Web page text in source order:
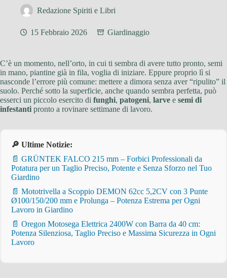
Redazione Spiriti e Libri
15 Febbraio 2026 Giardinaggio
C’è un momento, nell’orto, in cui ti sembra di avere tutto pronto, semi
in mano, piantine già in fila, voglia di iniziare. Eppure proprio lì si
nasconde l’errore più comune: mettere a dimora senza aver “ripulito” il
suolo. Perché sotto la superficie, anche quando sembra perfetta, può
esserci un piccolo esercito di funghi, patogeni, larve e semi di
infestanti pronto a rovinare settimane di lavoro.
🔎 Ultime Notizie:
📄 GRÜNTEK FALCO 215 mm – Forbici Professionali da
Potatura per un Taglio Preciso, Potente e Senza Sforzo nel Tuo
Giardino
📄 Mototrivella a Scoppio DEMON 62cc 5,2CV con 3 Punte
Ø100/150/200 mm e Prolunga – Potenza Estrema per Ogni
Lavoro in Giardino
📄 Oregon Motosega Elettrica 2400W con Barra da 40 cm:
Potenza Silenziosa, Taglio Preciso e Massima Sicurezza in Ogni
Lavoro